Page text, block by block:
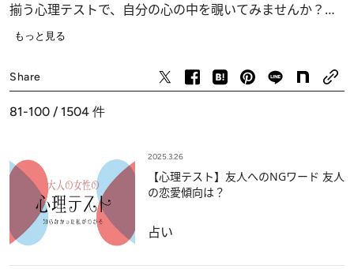
揃う心理テストで、自分の心の中を覗いてみませんか？
恋愛、仕事、人間関係の深層心理……、自分でも気づかな
もっと見る
Share
81-100 / 1504 件
2025.3.26
【心理テスト】友人へのNGワード 友人
の恋愛傾向は？
占い